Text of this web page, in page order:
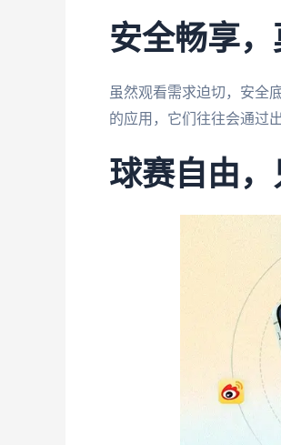
安全畅享
虽然观看需求迫切，安全
的应用，它们往往会通过
球赛自由